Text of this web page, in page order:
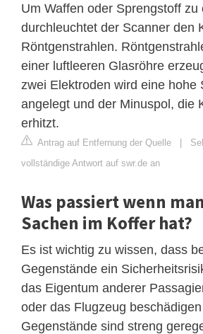
Um Waffen oder Sprengstoff zu
durchleuchtet der Scanner den
Röntgenstrahlen.
einer luftleeren Glasröhre
zwei Elektroden wird eine hohe
angelegt und der Minuspol, die
erhitzt.
Antrag auf Entfernung der Quelle |
vollständige Antwort auf swr.de an
Was passiert wenn
Sachen im Koffer hat?
Es ist wichtig zu wissen, dass
Gegenstände ein
das Eigentum anderer
oder das Flugzeug
Gegenstände sind streng